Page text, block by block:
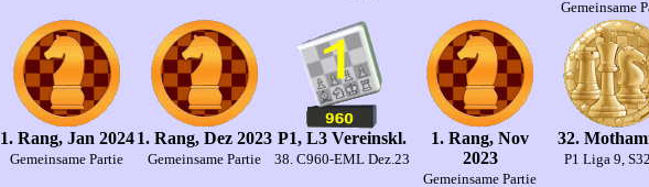
Gemeinsame
1. Rang, Jan 2024
Gemeinsame Partie
1. Rang, Dez 2023
Gemeinsame Partie
P1, L3 Vereinskl.
38. C960-EML Dez.23
1. Rang, Nov
2023
Gemeinsame Partie
32.
P1 Liga 9,